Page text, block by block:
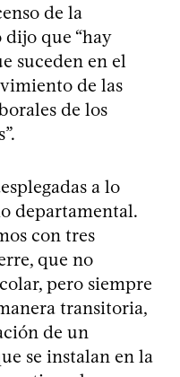
de la
dijo que “hay
suceden en el
de las
de los
a lo
departamental.
con tres
que no
pero siempre
transitoria,
de un
se instalan en la